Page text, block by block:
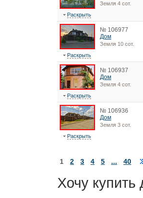
Земля 4 сот.
Раскрыть
№ 106977
Дом
Земля 10 сот.
Раскрыть
№ 106937
Дом
Земля 4 сот.
Раскрыть
№ 106936
Дом
Земля 3 сот.
Раскрыть
1 2 3 4 5 ... 40
Хочу купить